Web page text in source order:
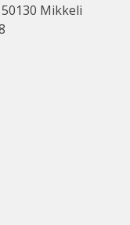
Mikkeli